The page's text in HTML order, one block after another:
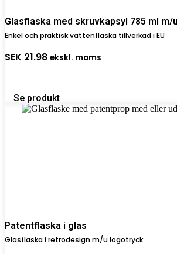
Glasflaska med skruvkapsyl 785 ml m/
Enkel och praktisk vattenflaska tillverkad i EU
SEK 21.98 ekskl. moms
Se produkt
Patentflaska i glas
Glasflaska i retrodesign m/u logotryck